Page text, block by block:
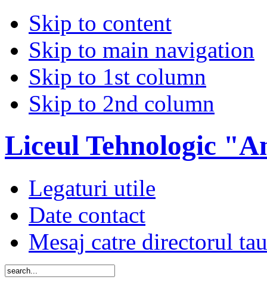
Skip to content
Skip to main navigation
Skip to 1st column
Skip to 2nd column
Liceul Tehnologic
Legaturi utile
Date contact
Mesaj catre directorul tau